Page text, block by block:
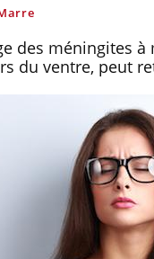
des méningites
du ventre, peut